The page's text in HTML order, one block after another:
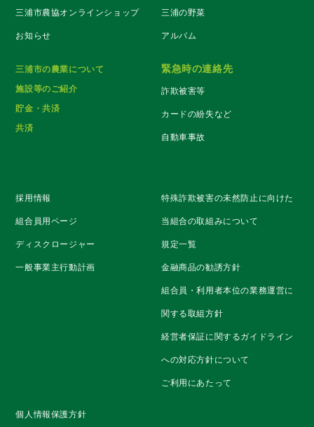
三浦市農協オンラインショップ
お知らせ
三浦の野菜
アルバム
三浦市の農業について
施設等のご紹介
貯金・共済
共済
緊急時の連絡先
詐欺被害等
カードの紛失など
自動車事故
採用情報
組合員用ページ
ディスクロージャー
一般事業主行動計画
特殊詐欺被害の未然防止に向けた
当組合の取組みについて
規定一覧
金融商品の勧誘方針
組合員・利用者本位の業務運営に
関する取組方針
経営者保証に関するガイドライン
への対応方針について
ご利用にあたって
個人情報保護方針